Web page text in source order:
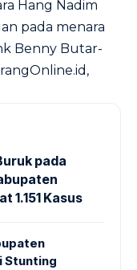
Hang Nadim
pada menara
Benny Butar-
pada
1.151 Kasus
Stunting